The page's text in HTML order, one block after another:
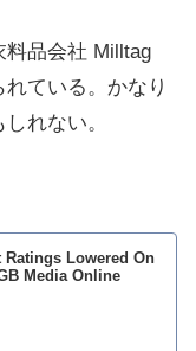
料品会社 Milltag
ている。かなり
れない。
Ratings Lowered On
Media Online